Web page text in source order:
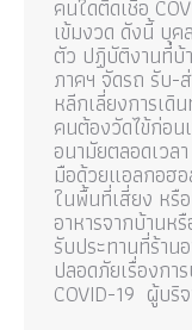
คนใดติดเชื้อ
เข้มงวด ดังนี้ บุ
ตัว ปฏิบัติงานที่บ้
ภาคฯ จัดรถ รับ
หลีกเลี่ยงการเ
คนต้องวัดไข้ก่อ
อนามัยตลอดเวล
มือด้วยแอลกอฮ
ในพื้นที่เสี่ยง หรื
อาหารจากบ้านห
รับประทานที่ร้าน
ปลอดภัยเรื่องกา
COVID-19 ผู้บริ